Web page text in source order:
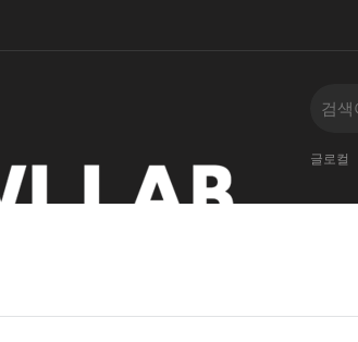
글로컬